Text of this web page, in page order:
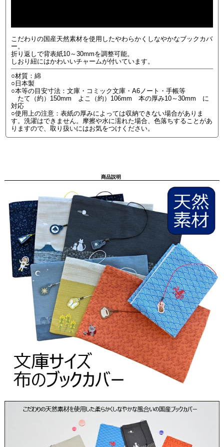
こだわりの国産天然素材を使用したやわらかくしなやかなブックカバ
ー。
折り返しで背表紙10～30mmを調整可能。
しおり紐にはかわいいチャームが付いています。
○材質：綿
○日本製
○本等の目安寸法：文庫・コミック文庫・A6ノート・手帳等
たて（約）150mm よこ（約）106mm 本の厚み10～30mm に
対応
○使用上の注意：表紙の厚みによっては収納できない場合がありま
す。洗濯はできません。摩擦や水に濡れた場合、色落ちすることがあ
りますので、取り扱いにはお気をつけください。
商品説明